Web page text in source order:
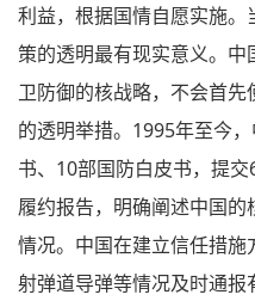
利益，根据国情自愿实施
策的透明最有现实意义。
卫防御的核战略，不会首
的透明举措。1995年至今
书、10部国防白皮书，提
履约报告，明确阐述中国
情况。中国在建立信任措
射弹道导弹等情况及时通